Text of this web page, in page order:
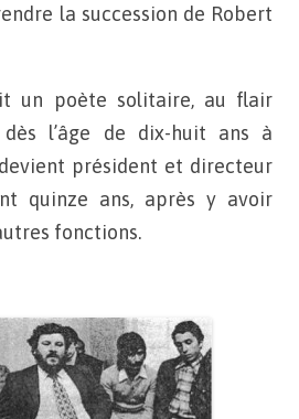
la succession de Robert
un poète solitaire, au flair
l’âge de dix-huit ans à
devient président et directeur
quinze ans, après y avoir
fonctions.